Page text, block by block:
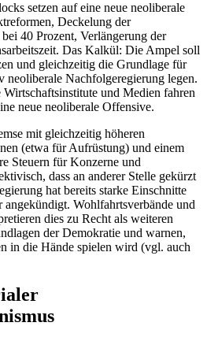
setzen auf eine neue neoliberale
Deckelung der
40 Prozent, Verlängerung der
Das Kalkül: Die Ampel soll
und gleichzeitig die Grundlage für
neoliberale Nachfolgeregierung legen.
und Medien fahren
neue neoliberale Offensive.
mit gleichzeitig höheren
(etwa für Aufrüstung) und einem
Steuern für Konzerne und
dass an anderer Stelle gekürzt
hat bereits starke Einschnitte
Wohlfahrtsverbände und
dies zu Recht als weiteren
der Demokratie und warnen,
in die Hände spielen wird (vgl. auch